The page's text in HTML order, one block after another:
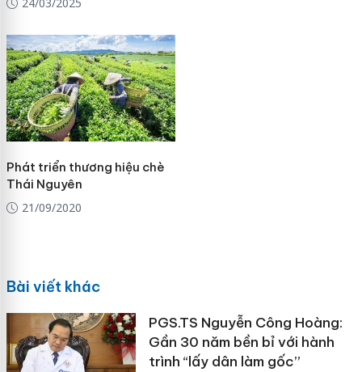
Phát triển thương hiệu chè
Thái Nguyên
21/09/2020
Bài viết khác
PGS.TS Nguyễn Công Hoàng:
Gần 30 năm bền bỉ với hành
trình “lấy dân làm gốc”